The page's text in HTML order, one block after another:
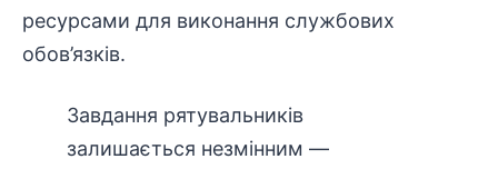
ресурсами для виконання службових
обов’язків.
Завдання рятувальників
залишається незмінним —